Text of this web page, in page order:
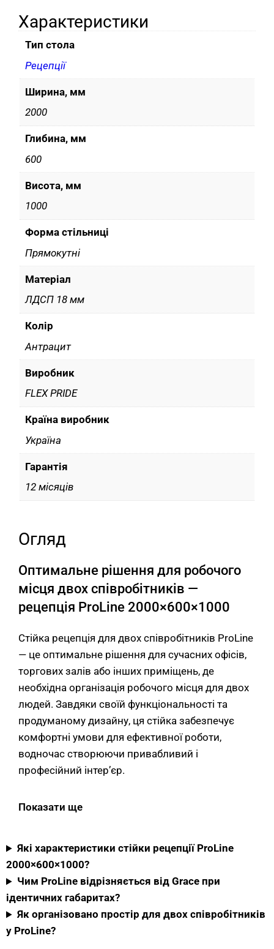
Характеристики
Тип стола
Рецепції
Ширина, мм
2000
Глибина, мм
600
Висота, мм
1000
Форма стільниці
Прямокутні
Матеріал
ЛДСП 18 мм
Колір
Антрацит
Виробник
FLEX PRIDE
Країна виробник
Україна
Гарантія
12 місяців
Огляд
Оптимальне рішення для робочого
місця двох співробітників —
рецепція ProLine 2000×600×1000
Стійка рецепція для двох співробітників ProLine
— це оптимальне рішення для сучасних офісів,
торгових залів або інших приміщень, де
необхідна організація робочого місця для двох
людей. Завдяки своїй функціональності та
продуманому дизайну, ця стійка забезпечує
комфортні умови для ефективної роботи,
водночас створюючи привабливий і
професійний інтер’єр.
збалансованою для двох робочих місць —
по ширині, що достатньо для розміщення
комп’ютера, документів та особистих речей.
Мінімальна глибина 600 мм оптимізує
корисний простір приміщення, не
перевантажуючи зону рецепції зайвими
габаритами.
Показати ще
Які характеристики стійки рецепції ProLine
2000×600×1000?
Чим ProLine відрізняється від Grace при
ідентичних габаритах?
Як організовано простір для двох співробітників
у ProLine?